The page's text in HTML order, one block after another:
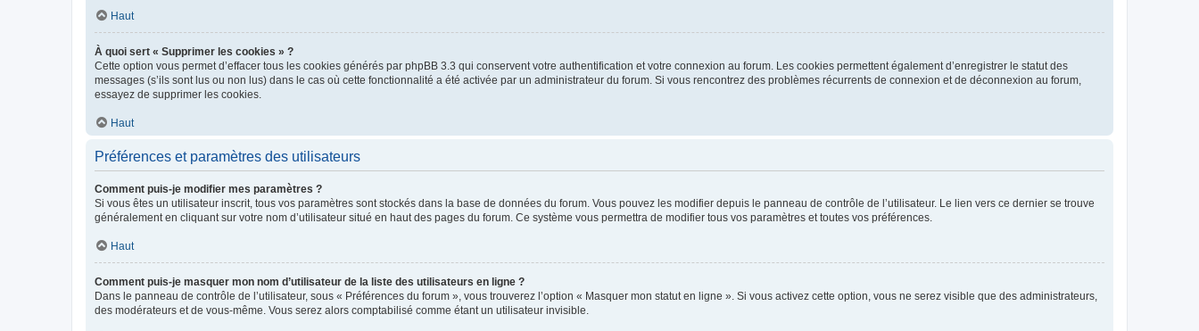
Haut
À quoi sert « Supprimer les cookies » ?
Cette option vous permet d’effacer tous les cookies générés par phpBB 3.3 qui conservent votre authentification et votre connexion au forum. Les cookies permettent également d’enregistrer le statut des
messages (s’ils sont lus ou non lus) dans le cas où cette fonctionnalité a été activée par un administrateur du forum. Si vous rencontrez des problèmes récurrents de connexion et de déconnexion au forum,
essayez de supprimer les cookies.
Haut
Préférences et paramètres des utilisateurs
Comment puis-je modifier mes paramètres ?
Si vous êtes un utilisateur inscrit, tous vos paramètres sont stockés dans la base de données du forum. Vous pouvez les modifier depuis le panneau de contrôle de l’utilisateur. Le lien vers ce dernier se trouve
généralement en cliquant sur votre nom d’utilisateur situé en haut des pages du forum. Ce système vous permettra de modifier tous vos paramètres et toutes vos préférences.
Haut
Comment puis-je masquer mon nom d’utilisateur de la liste des utilisateurs en ligne ?
Dans le panneau de contrôle de l’utilisateur, sous « Préférences du forum », vous trouverez l’option « Masquer mon statut en ligne ». Si vous activez cette option, vous ne serez visible que des administrateurs,
des modérateurs et de vous-même. Vous serez alors comptabilisé comme étant un utilisateur invisible.